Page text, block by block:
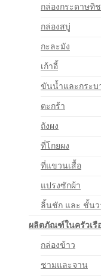
กล่องกระดาษทิ
กล่องสบู่
กะละมัง
เก้าอี้
ขันน้ำและกระบ
ตะกร้า
ถังผง
ที่โกยผง
ที่แขวนเสื้อ
แปรงซักผ้า
ลิ้นชัก และ ชั้นว
ผลิตภัณฑ์ในครัวเรื
กล่องข้าว
ชามและจาน